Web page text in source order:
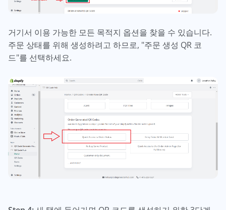
거기서 이용 가능한 모든 목적지 옵션을 찾을 수 있습니다.
주문 상태를 위해 생성하려고 하므로, "주문 생성 QR 코
드"를 선택하세요.